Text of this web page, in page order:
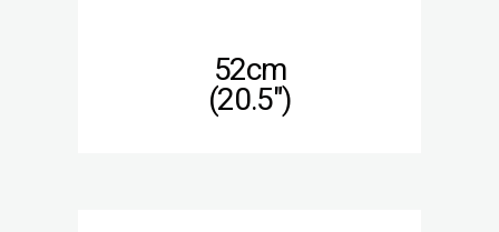
52cm
(20.5″)